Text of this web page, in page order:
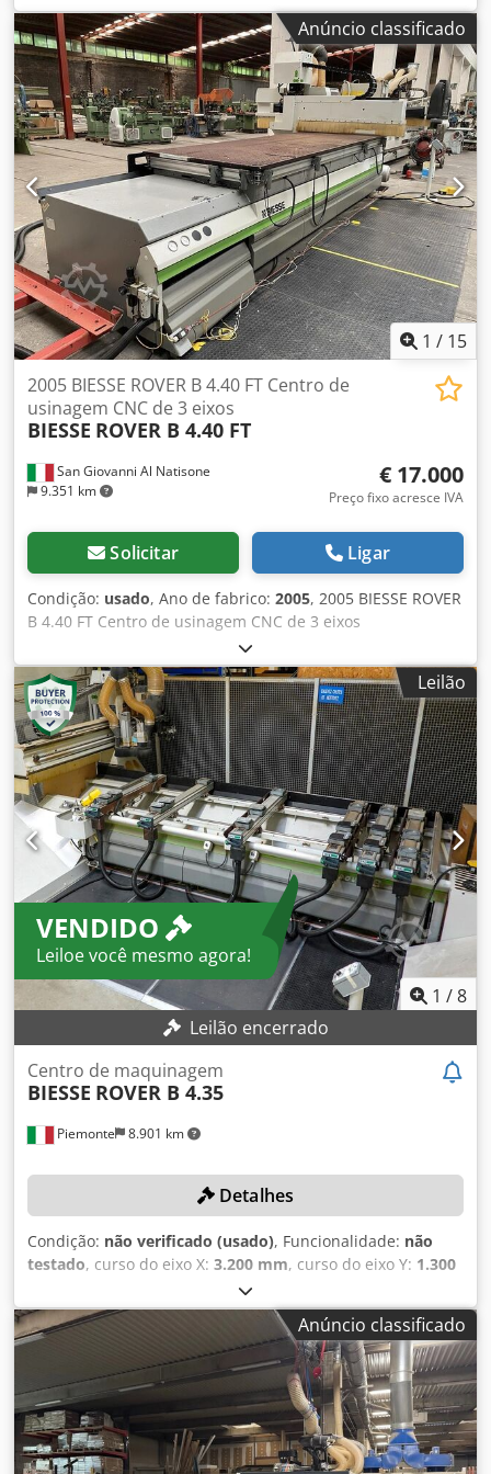
1.650 mm, curso do eixo Z:245.290 mm, altura da peça de
trabalho (máx.): 60 mm, fabricante de controladores:
Biesse BH 660, bSolid, bEdge, avanço rápido eixo Z:30
m/min, avanço rápido eixo X:85 m/min, avanço rápido
eixo Y:85 m/min, A montagem da máquina pode ser
realizada pelo nosso subcontratado pelo preço acordado.
Dodpfeycvcxsx Ac Teck
Anúncio classificado
1 / 15
San Giovanni Al Natisone
9.351 km
2005 BIESSE ROVER B 4.40 FT Centro de
usinagem CNC de 3 eixos
BIESSE ROVER B 4.40 FT
€ 17.000
Preço fixo acresce IVA
Solicitar Ligar
Condição: usado, Ano de fabrico: 2005, 2005 BIESSE ROVER
B 4.40 FT Centro de usinagem CNC de 3 eixos
Especificações técnicas na última foto Dcedpfx Acjy Ud Sgj
Tjk Horas de máquina ligada: 45.343 Horas em operação
automática (trabalho): 27.267
Leilão
VENDIDO
Leiloe você mesmo agora!
1 /8
Leilão encerrado
Piemonte 8.901 km
Centro de maquinagem
BIESSE ROVER B 4.35
Detalhes
Condição: não verificado (usado), Funcionalidade: não
testado, curso do eixo X: 3.200 mm, curso do eixo Y: 1.300
, avanço rápido eixo X:
m/min, avanço rápido eixo Y:60 m/min, Sem preço
mínimo – venda garantida ao maior lance! DETALHES
TÉCNICOS Curso do eixo X: 3.200 mm Curso do eixo Y:
1.300 mm Velocidade de deslocamento eixo X: 80 m/min
Velocidade de deslocamento eixo Y: 60 m/min Velocidade
de deslocamento eixo Z: 25 m/min Número de travessas
com aspiração: 6 Fusos Número de fusos para furação
Anúncio classificado